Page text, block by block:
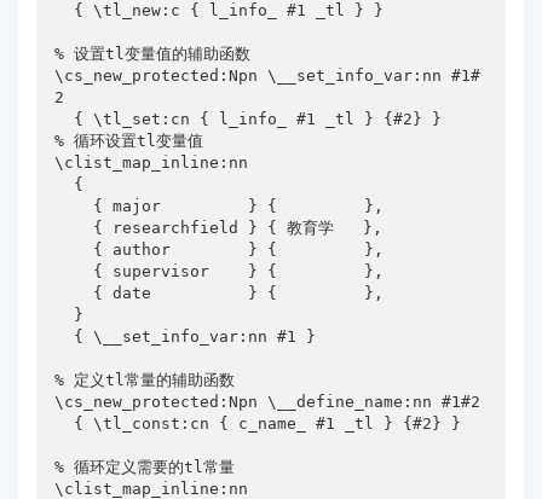
% 设置tl变量值的辅助函数
\cs_new_protected:Npn \__set_info_var:nn #1#
2
% 循环设置tl变量值
\clist_map_inline:nn
% 定义tl常量的辅助函数
\cs_new_protected:Npn \__define_name:nn #1#2
% 循环定义需要的tl常量
\clist_map_inline:nn